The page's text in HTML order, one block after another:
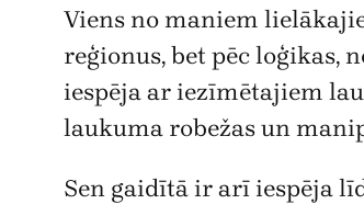
Viens no maniem
reģionus, bet pēc loģikas,
iespēja ar iezīmētajiem
laukuma robežas un
Sen gaidītā ir arī iespēja